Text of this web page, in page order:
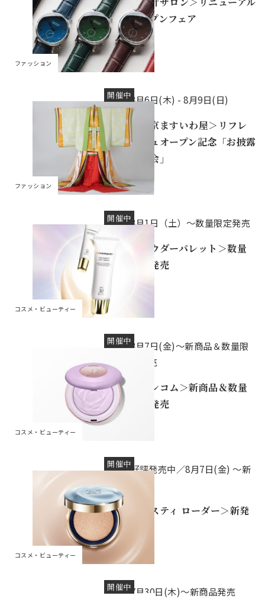
ファッション
オープンフェア
開催中
ファッション
8月6日(木) -8月9日(日)
＜東京ますいわ屋＞リフレ
ッシュオープン記念「お披露
目の会」
開催中
コスメ・ビューティー
8月1日（土）～数量限定発売
＜パウダーパレット＞数量
限定発売
開催中
コスメ・ビューティー
8月7日(金)～新商品＆数量限
定発売
＜ランコム＞新商品＆数量
限定発売
開催中
コスメ・ビューティー
好評発売中／8月7日(金) ～新
＜エスティ ローダー＞新発
開催中7月30日(木)～新商品発売